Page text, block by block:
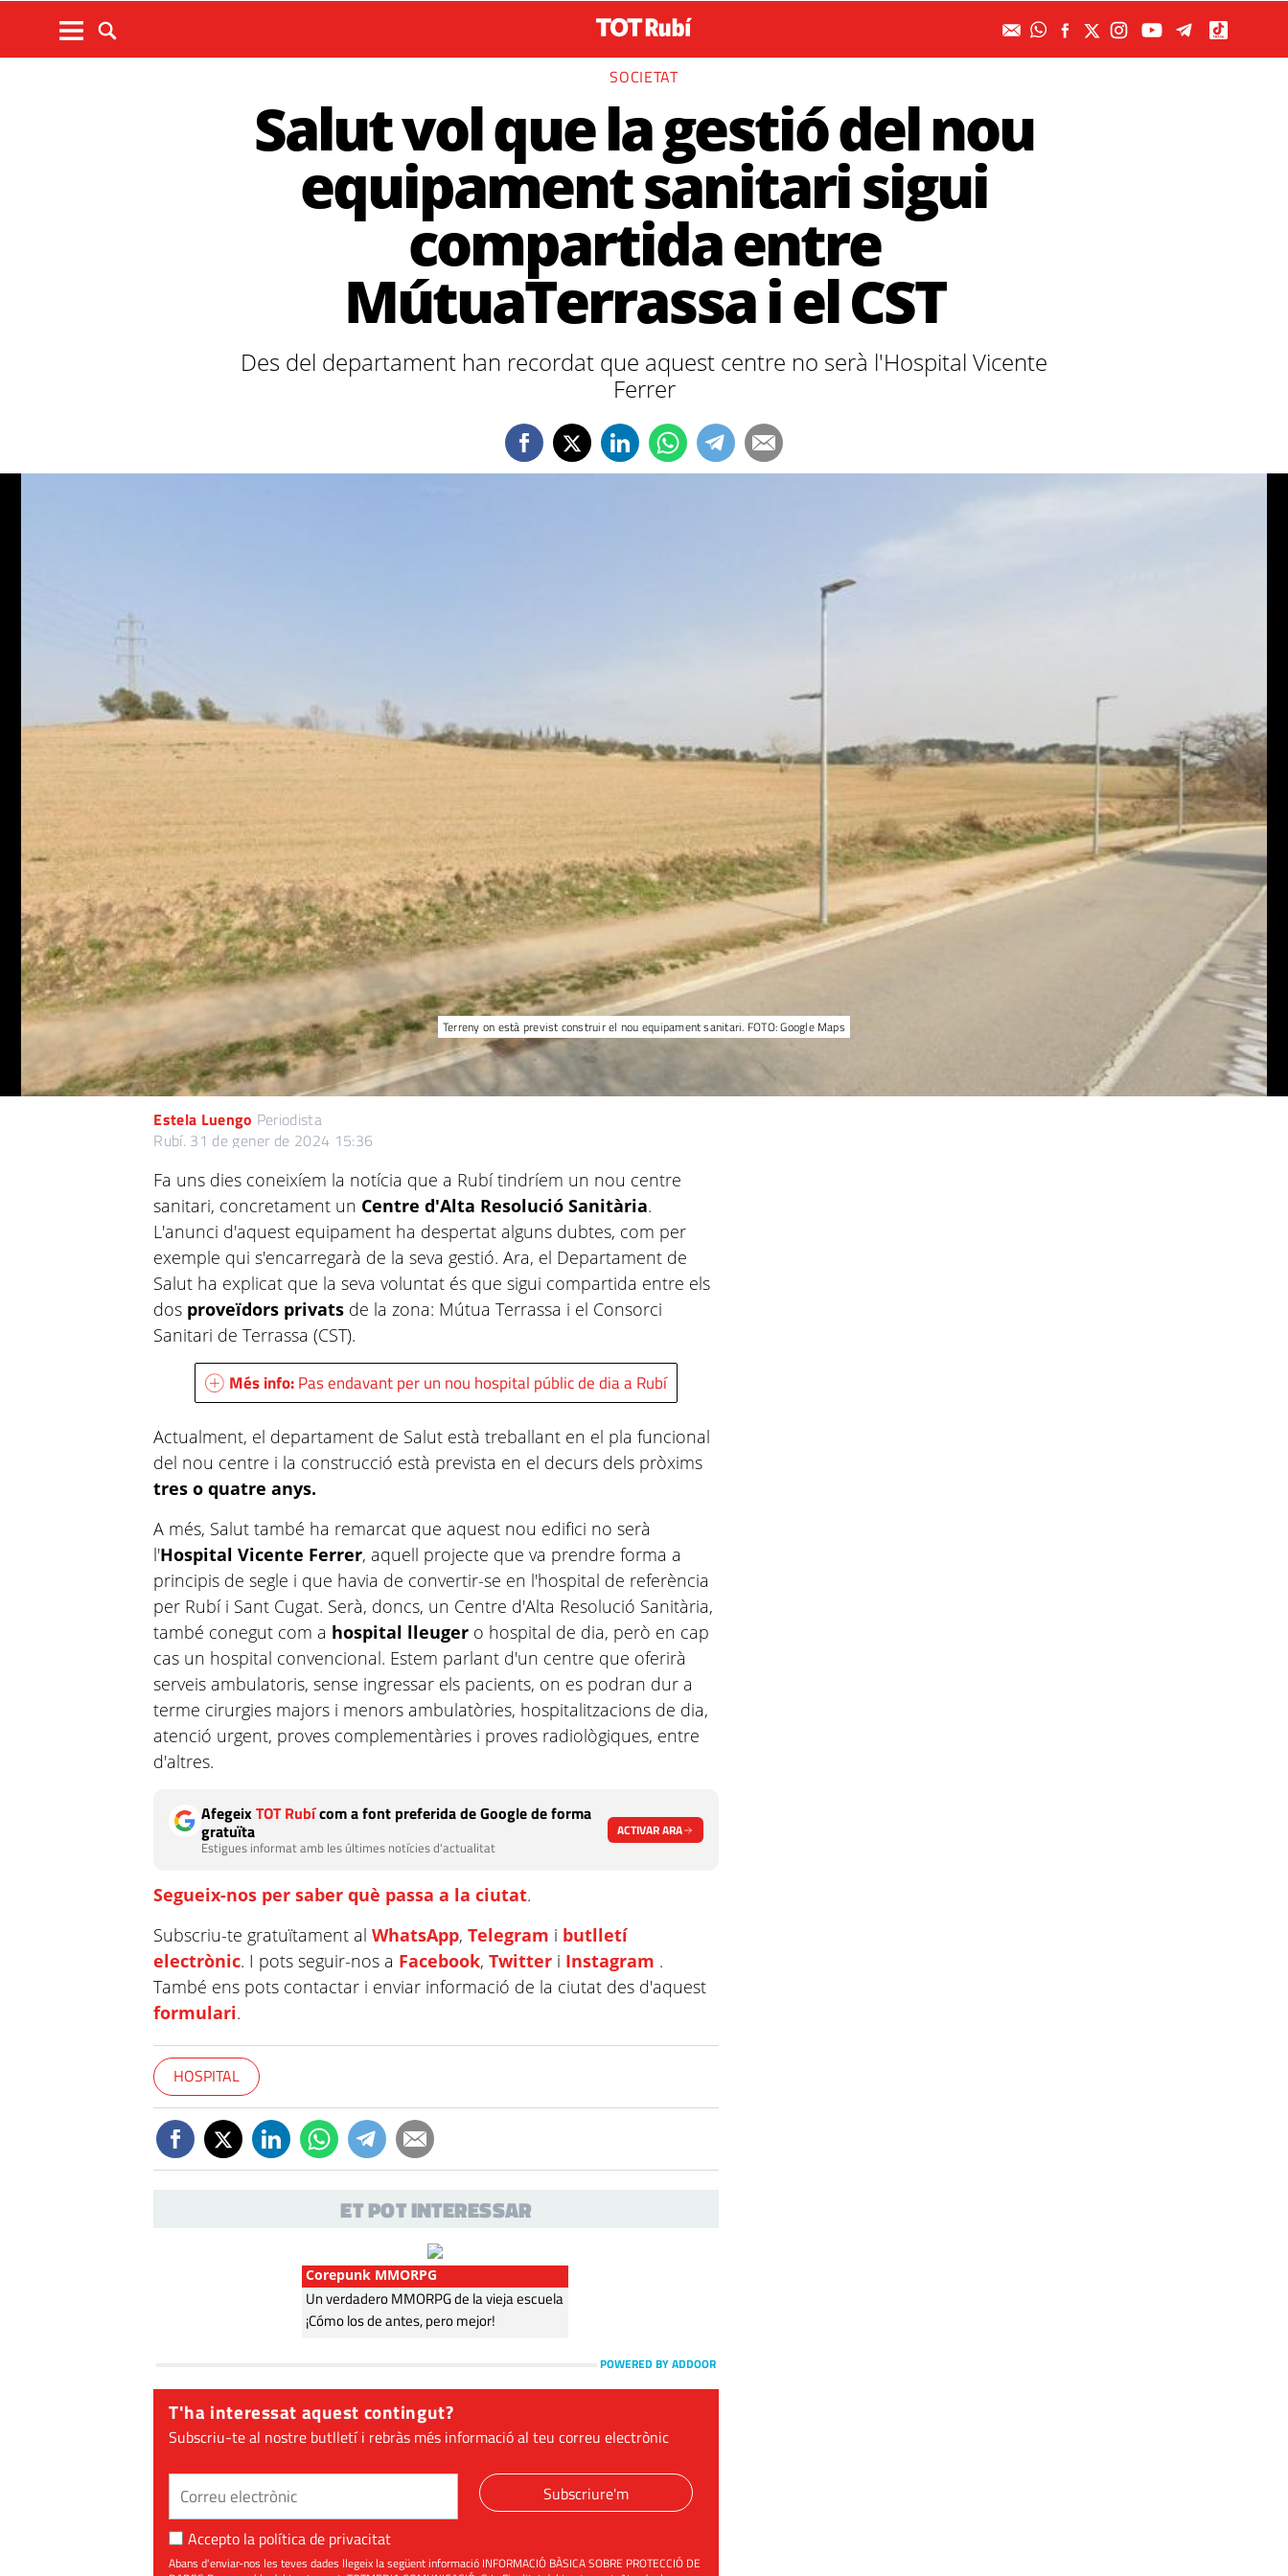
SOCIETAT
Salut vol que la gestió del nou
equipament sanitari sigui
compartida entre
MútuaTerrassa i el CST
Des del departament han recordat que aquest centre no serà l'Hospital Vicente
Ferrer
Terreny on està previst construir el nou equipament sanitari. FOTO: Google Maps
Estela Luengo Periodista
Rubí. 31 de gener de 2024 15:36
Fa uns dies coneixíem la notícia que a Rubí tindríem un nou centre
sanitari, concretament un Centre d'Alta Resolució Sanitària.
L'anunci d'aquest equipament ha despertat alguns dubtes, com per
exemple qui s'encarregarà de la seva gestió. Ara, el Departament de
Salut ha explicat que la seva voluntat és que sigui compartida entre els
dos proveïdors privats de la zona: Mútua Terrassa i el Consorci
Sanitari de Terrassa (CST).
Més info:Pas endavant per un nou hospital públic de dia a Rubí
Actualment, el departament de Salut està treballant en el pla funcional
del nou centre i la construcció està prevista en el decurs dels pròxims
tres o quatre anys.
A més, Salut també ha remarcat que aquest nou edifici no serà
l'Hospital Vicente Ferrer, aquell projecte que va prendre forma a
principis de segle i que havia de convertir-se en l'hospital de referència
per Rubí i Sant Cugat. Serà, doncs, un Centre d'Alta Resolució Sanitària,
també conegut com a hospital lleuger o hospital de dia, però en cap
cas un hospital convencional. Estem parlant d'un centre que oferirà
serveis ambulatoris, sense ingressar els pacients, on es podran dur a
terme cirurgies majors i menors ambulatòries, hospitalitzacions de dia,
atenció urgent, proves complementàries i proves radiològiques, entre
d'altres.
AfegeixTOT Rubícom a font preferida de Google de forma
gratuïta
Estigues informat amb les últimes notícies d'actualitat
ACTIVAR ARA
Segueix-nos per saber què passa a la ciutat.
Subscriu-te gratuïtament alWhatsApp,Telegram i butlletí
electrònic. I pots seguir-nos a Facebook,Twitter i Instagram .
També ens pots contactar i enviar informació de la ciutat des d'aquest
formulari.
HOSPITAL
ET POT INTERESSAR
Corepunk MMORPG
Un verdadero MMORPG de la vieja escuela
¡Cómo los de antes, pero mejor!
POWERED BY ADDOOR
T'ha interessat aquest contingut?
Subscriu-te al nostre butlletí i rebràs més informació al teu correu electrònic
Subscriure'm
Accepto la política de privacitat
Abans d'enviar-nos les teves dades llegeix la següent informació INFORMACIÓ BÀSICA SOBRE PROTECCIÓ DE